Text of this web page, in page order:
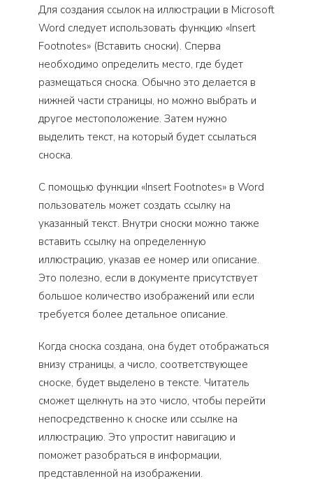
Для создания ссылок на иллюстрации в Microsoft
Word следует использовать функцию «Insert
Footnotes» (Вставить сноски). Сперва
необходимо определить место, где будет
размещаться сноска. Обычно это делается в
нижней части страницы, но можно выбрать и
другое местоположение. Затем нужно
выделить текст, на который будет ссылаться
сноска.
С помощью функции «Insert Footnotes» в Word
пользователь может создать ссылку на
указанный текст. Внутри сноски можно также
вставить ссылку на определенную
иллюстрацию, указав ее номер или описание.
Это полезно, если в документе присутствует
большое количество изображений или если
требуется более детальное описание.
Когда сноска создана, она будет отображаться
внизу страницы, а число, соответствующее
сноске, будет выделено в тексте. Читатель
сможет щелкнуть на это число, чтобы перейти
непосредственно к сноске или ссылке на
иллюстрацию. Это упростит навигацию и
поможет разобраться в информации,
представленной на изображении.